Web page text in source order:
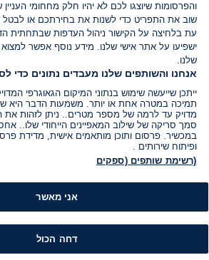
והפרסומות שיוצגו לכם לא יהיו חלק מחחומי
שוב את התפריט כדי לשנות את בחירתכם או
עת בלחיצה על הקישור ניהול העדפות שבתחתית
ישפיעו על אתר אישי שלנו. מידע נוסף אפשר למצוא
שלנו.
אנחנו והשותפים שלנו מעבדים נתונים כדי
ייתכן שייעשה שימוש בנתוני המיקום הגאוגרפי
תמיכה במטרה אחת או יותר. משמעות הדבר היא
מדויק עד לרמה של מספר מטרים.. ניתן לזהות
סמך סריקה של שילוב המאפיינים הייחודי שלו..
במכשיר. פרסום ותוכן מותאמים אישית, מדידת
ופיתוח שירותים .
(רשימת שותפים (ספקים
אני מאשר
דחה הכול